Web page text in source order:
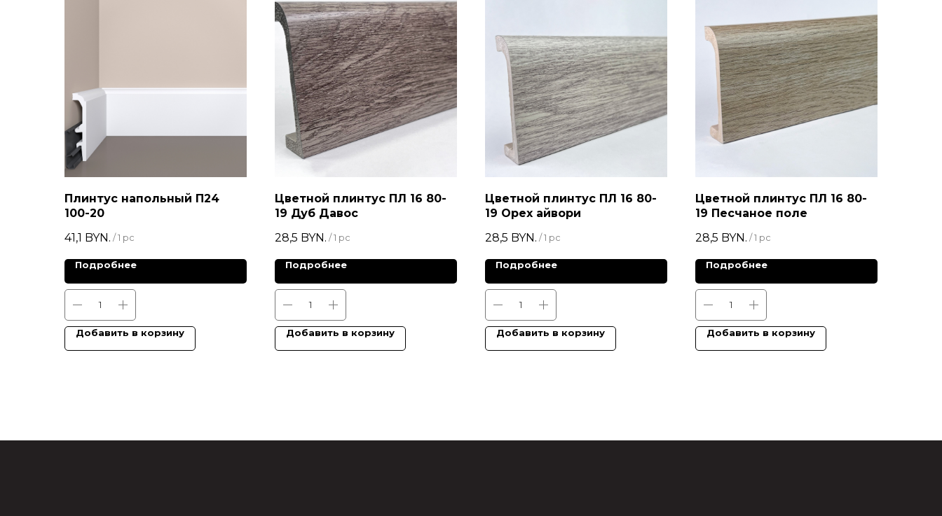
Плинтус напольный П24
100-20
41,1 BYN. / 1 pc
Подробнее
Добавить в корзину
Цветной плинтус ПЛ 16 80-
19 Дуб Давос
28,5 BYN. / 1 pc
Подробнее
Добавить в корзину
Цветной плинтус ПЛ 16 80-
19 Орех айвори
28,5 BYN. / 1 pc
Подробнее
Добавить в корзину
Цветной плинтус ПЛ 16 80-
19 Песчаное поле
28,5 BYN. / 1 pc
Подробнее
Добавить в корзину